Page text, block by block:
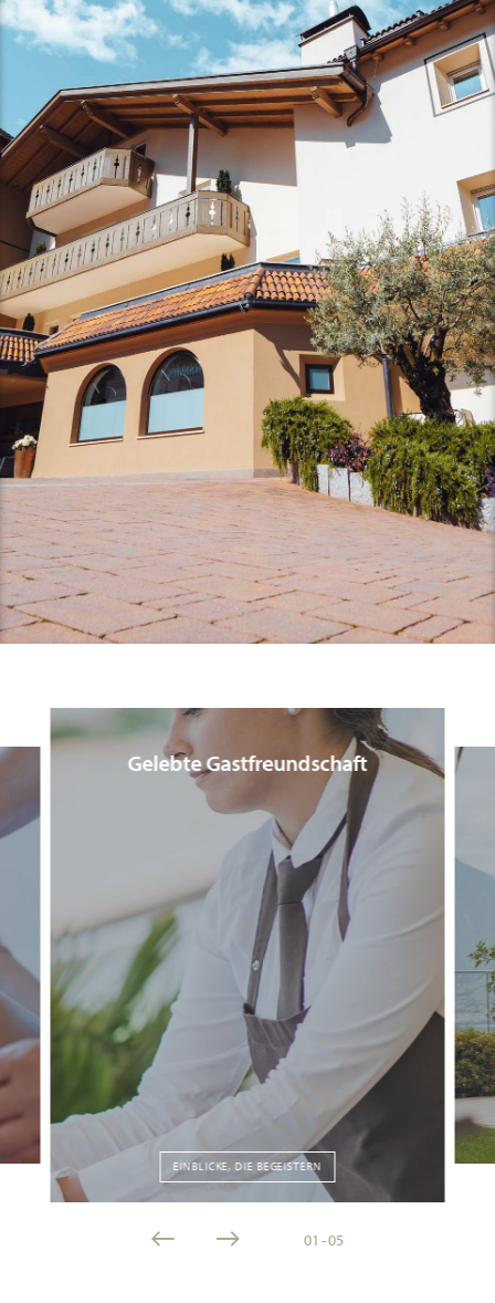
Ein Ort, der im Herzen bleibt
Gelebte Gastfreundschaft
News und Geschichten
Einblicke
Anreise
Wir sind ein Team
Zimmer mit Ausblick
Panoramic Spa
Erlebnisse & Emotionen
Unvergessliche Aromen
Gelebte Gastfreundschaft
EINBLICKE, DIE BEGEISTERN
01 -05